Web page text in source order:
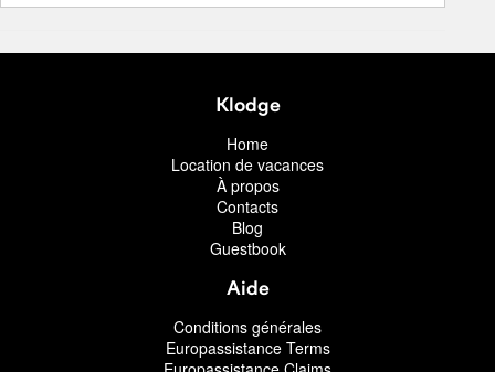
Klodge
Home
Location de vacances
À propos
Contacts
Blog
Guestbook
Aide
Conditions générales
Europassistance Terms